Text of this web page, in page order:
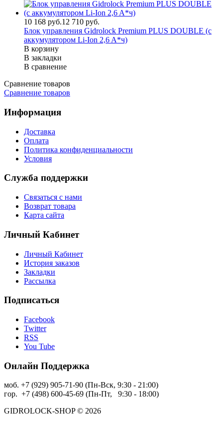
10 168 руб.12 710 руб.
Блок управления Gidrolock Premium PLUS DOUBLE (с
аккумулятором Li-Ion 2,6 A*ч)
В корзину
В закладки
В сравнение
Сравнение товаров
Сравнение товаров
Информация
Доставка
Оплата
Политика конфиденциальности
Условия
Служба поддержки
Связаться с нами
Возврат товара
Карта сайта
Личный Кабинет
Личный Кабинет
История заказов
Закладки
Рассылка
Подписаться
Facebook
Twitter
RSS
You Tube
Онлайн Поддержка
моб. +7 (929) 905-71-90 (Пн-Вск, 9:30 - 21:00)
гор. +7 (498) 600-45-69 (Пн-Пт, 9:30 - 18:00)
GIDROLOCK-SHOP © 2026